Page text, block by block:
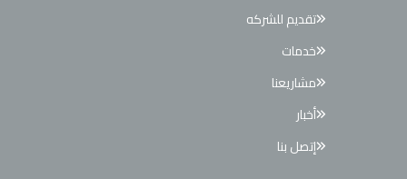
تقديم للشركه
خدمات
مشاريعنا
أخبار
إتصل بنا